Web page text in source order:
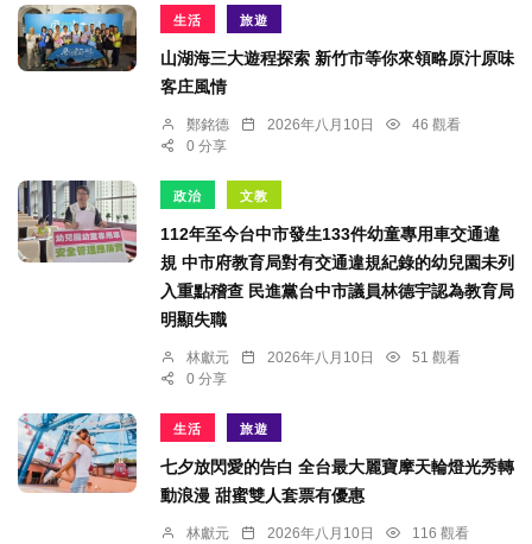
生活 旅遊
山湖海三大遊程探索 新竹市等你來領略原汁原味
客庄風情
鄭銘德 2026年八月10日
46 觀看
0 分享
政治 文教
112年至今台中市發生133件幼童專用車交通違
規 中市府教育局對有交通違規紀錄的幼兒園未列
入重點稽查 民進黨台中市議員林德宇認為教育局
明顯失職
林獻元 2026年八月10日
51 觀看
0 分享
生活 旅遊
七夕放閃愛的告白 全台最大麗寶摩天輪燈光秀轉
動浪漫 甜蜜雙人套票有優惠
林獻元 2026年八月10日
116 觀看